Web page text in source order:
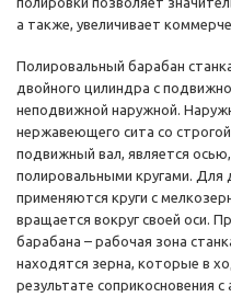
а также, увеличивает
Полировальный барабан
двойного цилиндра с
неподвижной наружной.
нержавеющего сита со
подвижный вал, является
полировальными кругами. Для
применяются круги с
вращается вокруг своей оси.
барабана – рабочая зона
находятся зерна, которые в
результате соприкосновения